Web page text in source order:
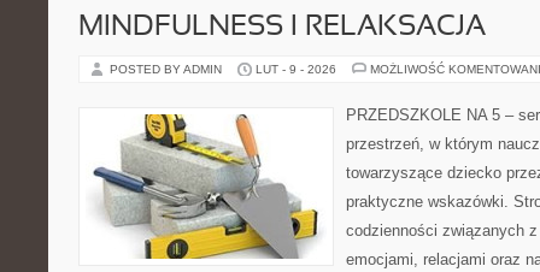
MINDFULNESS I RELAKSACJA
POSTED BY ADMIN LUT - 9 - 2026 MOŻLIWOŚĆ
PRZEDSZKOLE NA 5 –
przestrzeń, w którym
towarzyszące dziecko
praktyczne wskazówki.
codzienności związanych
emocjami, relacjami oraz